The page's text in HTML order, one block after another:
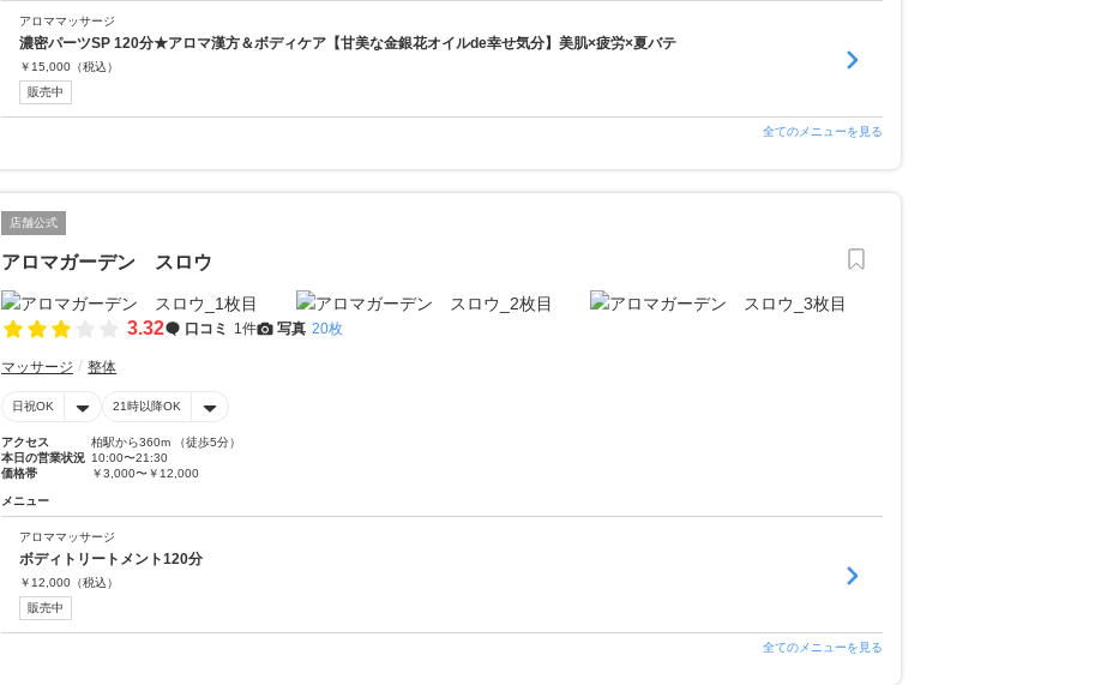
アロママッサージ
濃密パーツSP 120分★アロマ漢方＆ボディケア【甘美な金銀花オイルde幸せ気分】美肌×疲労×夏バテ
￥ 15,000 （税込）
販売中
全てのメニューを見る
店舗公式
アロマガーデン スロウ
3.32 口コミ 1件 写真 20枚
マッサージ 整体
日祝OK 21時以降OK
アクセス
柏駅から360m （徒歩5分）
本日の営業状況 10:00〜21:30
価格帯
￥3,000〜￥12,000
メニュー
アロママッサージ
ボディトリートメント120分
￥ 12,000 （税込）
販売中
全てのメニューを見る